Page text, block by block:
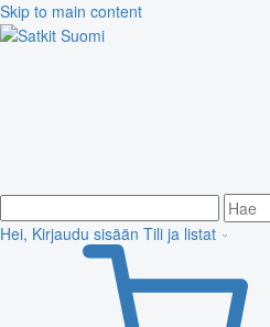
Skip to main content
Hei, Kirjaudu sisään Tili ja listat